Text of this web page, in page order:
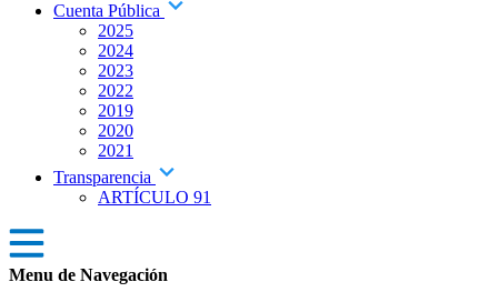
Cuenta Pública
2025
2024
2023
2022
2019
2020
2021
Transparencia
ARTÍCULO 91
Menu de Navegación